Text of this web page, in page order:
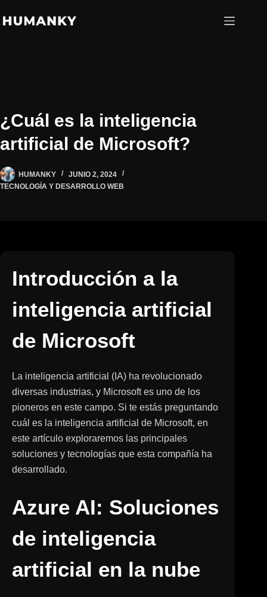
al
¿Cuál es la inteligencia
artificial de Microsoft?
HUMANKY
JUNIO 2, 2024
TECNOLOGÍA Y DESARROLLO WEB
Introducción a la
inteligencia artificial
de Microsoft
La inteligencia artificial (IA) ha revolucionado
diversas industrias, y Microsoft es uno de los
pioneros en este campo. Si te estás preguntando
cuál es la inteligencia artificial de Microsoft, en
este artículo exploraremos las principales
soluciones y tecnologías que esta compañía ha
desarrollado.
Azure AI: Soluciones
de inteligencia
artificial en la nube